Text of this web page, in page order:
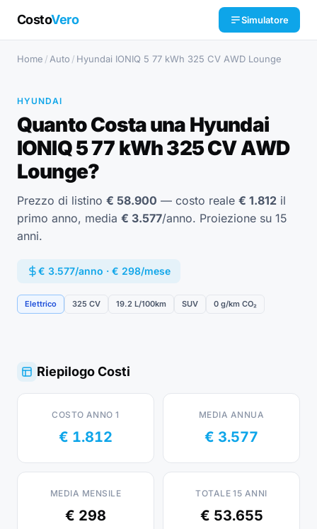
CostoVero Simulatore
Home / Auto / Hyundai IONIQ 5 77 kWh 325 CV AWD Lounge
HYUNDAI
Quanto Costa una Hyundai
IONIQ 5 77 kWh 325 CV AWD
Lounge?
Prezzo di listino € 58.900 — costo reale € 1.812 il
primo anno, media € 3.577/anno. Proiezione su 15
anni.
€ 3.577/anno · € 298/mese
Elettrico 325 CV 19.2 L/100km SUV 0 g/km CO₂
Riepilogo Costi
COSTO ANNO 1
€ 1.812
MEDIA ANNUA
€ 3.577
MEDIA MENSILE
€ 298
TOTALE 15 ANNI
€ 53.655